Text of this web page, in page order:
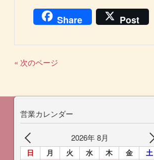
Share Post
« 次のページ
営業カレンダー
2026年 8月
日 月 火 水 木 金 土